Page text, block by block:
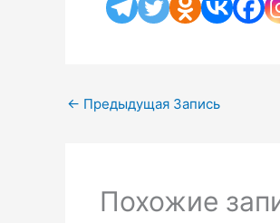
← Предыдущая Запись
Похожие